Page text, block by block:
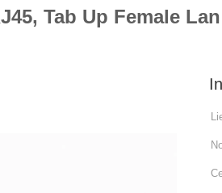
Tab Up Female